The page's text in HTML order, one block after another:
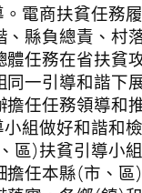
電商扶貧任務
、縣負總責、村
體任務在省扶貧
同一引導和諧下
擔任任務領導和
組做好和諧和
區)扶貧引導小
擔任本縣(市、區